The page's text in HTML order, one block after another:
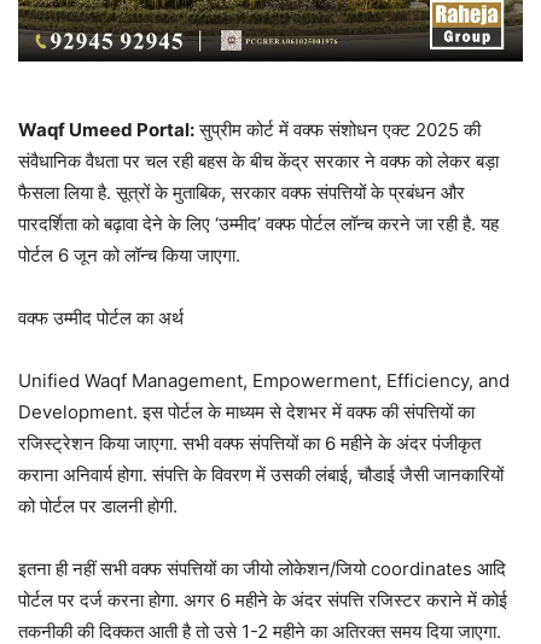
Waqf Umeed Portal:सुप्रीम कोर्ट में वक्फ संशोधन एक्ट 2025 की
संवैधानिक वैधता पर चल रही बहस के बीच केंद्र सरकार ने वक्फ को लेकर बड़ा
फैसला लिया है. सूत्रों के मुताबिक, सरकार वक्फ संपत्तियों के प्रबंधन और
पारदर्शिता को बढ़ावा देने के लिए ‘उम्मीद’ वक्फ पोर्टल लॉन्च करने जा रही है. यह
पोर्टल 6 जून को लॉन्च किया जाएगा.
वक्फ उम्मीद पोर्टल का अर्थ
Unified Waqf Management, Empowerment, Efficiency, and
Development. इस पोर्टल के माध्यम से देशभर में वक्फ की संपत्तियों का
रजिस्ट्रेशन किया जाएगा. सभी वक्फ संपत्तियों का 6 महीने के अंदर पंजीकृत
कराना अनिवार्य होगा. संपत्ति के विवरण में उसकी लंबाई, चौडाई जैसी जानकारियों
को पोर्टल पर डालनी होगी.
इतना ही नहीं सभी वक्फ संपत्तियों का जीयो लोकेशन/जियो coordinates आदि
पोर्टल पर दर्ज करना होगा. अगर 6 महीने के अंदर संपत्ति रजिस्टर कराने में कोई
तकनीकी की दिक्कत आती है तो उसे 1-2 महीने का अतिरक्त समय दिया जाएगा.